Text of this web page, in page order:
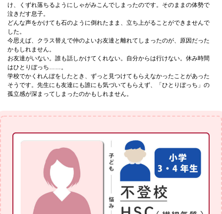
け、くずれ落ちるようにしゃがみこんでしまったのです。そのままの体勢で
泣きだす息子。
どんな声をかけても石のように倒れたまま、立ち上がることができませんで
した。
今思えば、クラス替えで仲のよいお友達と離れてしまったのが、原因だった
かもしれません。
お友達がいない。誰も話しかけてくれない。自分からは行けない。休み時間
はひとりぼっち……。
学校でかくれんぼをしたとき、ずっと見つけてもらえなかったことがあった
そうです。先生にも友達にも誰にも気づいてもらえず、「ひとりぼっち」の
孤立感が深まってしまったのかもしれません。